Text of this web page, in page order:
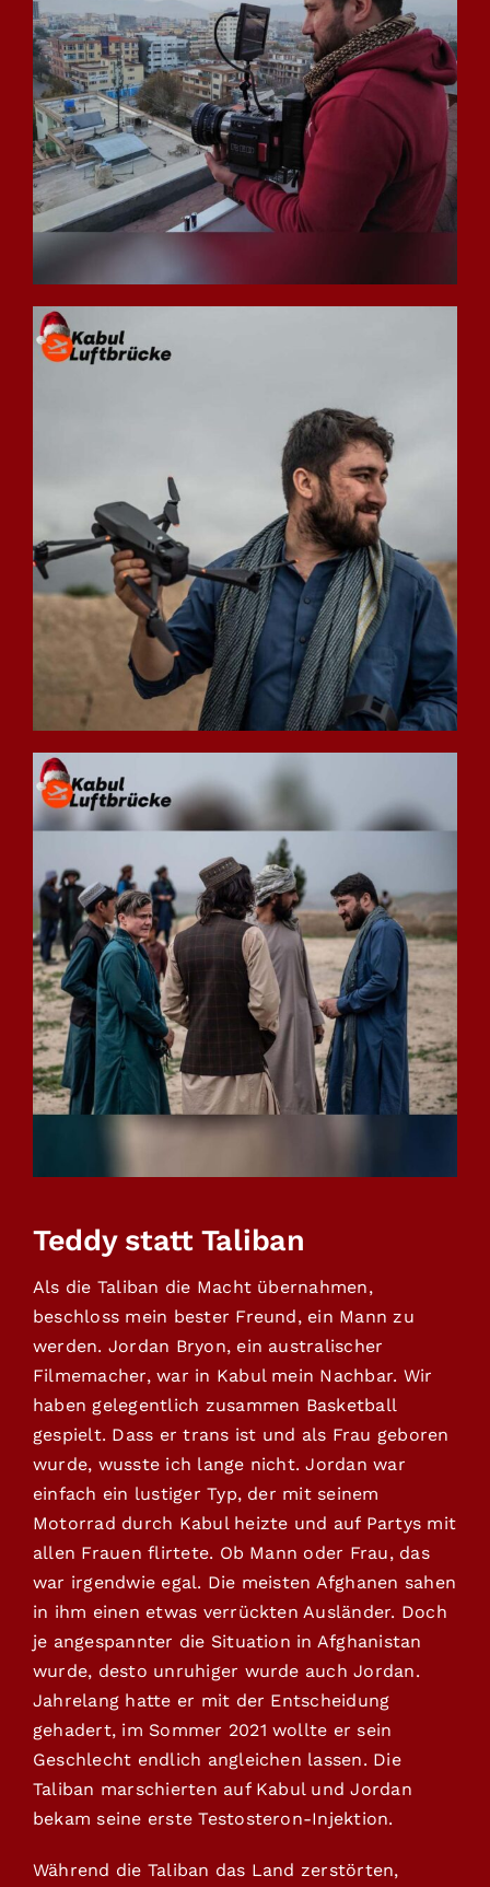
Spenden
Deutsch
Teddy statt Taliban
Als die Taliban die Macht übernahmen,
beschloss mein bester Freund, ein Mann zu
werden. Jordan Bryon, ein australischer
Filmemacher, war in Kabul mein Nachbar. Wir
haben gelegentlich zusammen Basketball
gespielt. Dass er trans ist und als Frau geboren
wurde, wusste ich lange nicht. Jordan war
einfach ein lustiger Typ, der mit seinem
Motorrad durch Kabul heizte und auf Partys mit
allen Frauen flirtete. Ob Mann oder Frau, das
war irgendwie egal. Die meisten Afghanen sahen
in ihm einen etwas verrückten Ausländer. Doch
je angespannter die Situation in Afghanistan
wurde, desto unruhiger wurde auch Jordan.
Jahrelang hatte er mit der Entscheidung
gehadert, im Sommer 2021 wollte er sein
Geschlecht endlich angleichen lassen. Die
Taliban marschierten auf Kabul und Jordan
bekam seine erste Testosteron-Injektion.
Während die Taliban das Land zerstörten,